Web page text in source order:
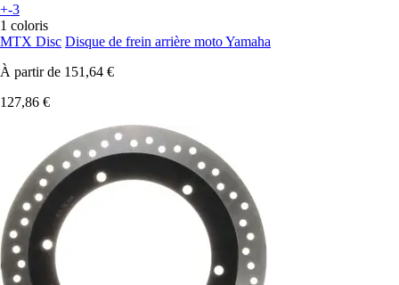
+-3
1 coloris
MTX Disc Disque de frein arrière moto Yamaha
À partir de 151,64 €
127,86 €